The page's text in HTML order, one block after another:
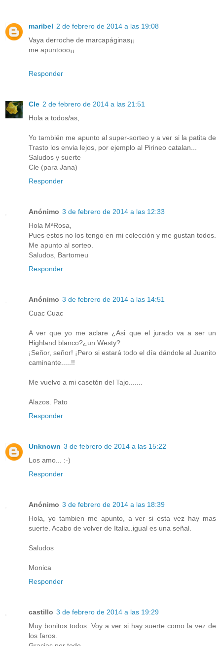
maribel 2 de febrero de 2014 a las 19:08
Vaya derroche de marcapáginas¡¡
me apuntooo¡¡
Responder
Cle 2 de febrero de 2014 a las 21:51
Hola a todos/as,
Yo también me apunto al super-sorteo y a ver si la patita de
Trasto los envia lejos, por ejemplo al Pirineo catalan...
Saludos y suerte
Cle (para Jana)
Responder
Anónimo 3 de febrero de 2014 a las 12:33
Hola MªRosa,
Pues estos no los tengo en mi colección y me gustan todos.
Me apunto al sorteo.
Saludos, Bartomeu
Responder
Anónimo 3 de febrero de 2014 a las 14:51
Cuac Cuac
A ver que yo me aclare ¿Asi que el jurado va a ser un
Highland blanco?¿un Westy?
¡Señor, señor! ¡Pero si estará todo el día dándole al Juanito
caminante.....!!
Me vuelvo a mi casetón del Tajo.......
Alazos. Pato
Responder
Unknown 3 de febrero de 2014 a las 15:22
Los amo... :-)
Responder
Anónimo 3 de febrero de 2014 a las 18:39
Hola, yo tambien me apunto, a ver si esta vez hay mas
suerte. Acabo de volver de Italia..igual es una señal.
Saludos
Monica
Responder
castillo 3 de febrero de 2014 a las 19:29
Muy bonitos todos. Voy a ver si hay suerte como la vez de
los faros.